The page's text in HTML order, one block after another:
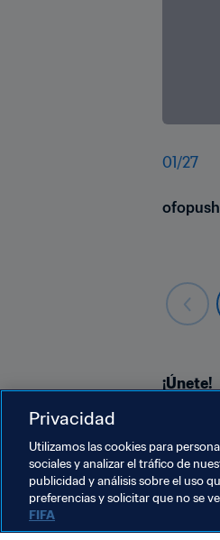
01/27
¡Únete!
Privacidad
Utilizamos las cookies para
sociales y analizar el tráfico de
publicidad y análisis sobre el uso
preferencias y solicitar que no se
FIFA